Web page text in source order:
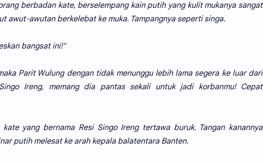
berbadan kate, berselempang kain putih yang kulit mukanya sangat
awut-awutan berkelebat ke muka. Tampangnya seperti singa.
bangsat ini!"
Parit Wulung dengan tidak menunggu lebih lama segera ke luar dari
Ireng, memang dia pantas sekali untuk jadi korbanmu! Cepat
yang bernama Resi Singo Ireng tertawa buruk. Tangan kanannya
putih melesat ke arah kepala balatentara Banten.